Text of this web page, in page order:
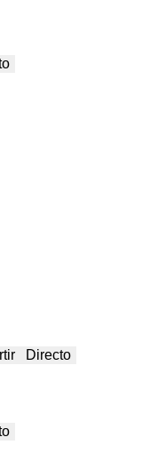
Directo